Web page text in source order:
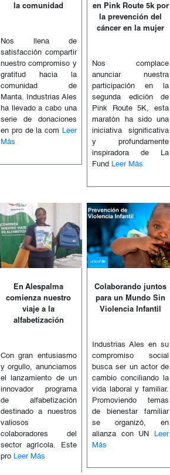
la comunidad
Nos llena de
satisfacción compartir
nuestro compromiso y
gratitud hacia la
comunidad de
Manta. Industrias Ales
ha llevado a cabo una
serie de donaciones
en pro de la com
Leer
Más
en Pink Route 5k por
la prevención del
cáncer en la mujer
Nos complace
anunciar nuestra
participación en la
segunda edición de
Pink Route 5K, esta
maratón ha sido una
iniciativa significativa
y profundamente
inspiradora de La
Fund Leer Más
En Alespalma
comienza nuestro
viaje a la
alfabetización
Con gran entusiasmo
y orgullo, anunciamos
el lanzamiento de un
innovador programa
de alfabetización
destinado a nuestros
valiosos
colaboradores del
sector agrícola. Este
pro Leer Más
Colaborando juntos
para un Mundo Sin
Violencia Infantil
Industrias Ales en su
compromiso social
busca ser un actor de
cambio conciliando la
vida laboral y familiar.
Promoviendo temas
de bienestar familiar
se organizó, en
alianza con UN
Leer
Más